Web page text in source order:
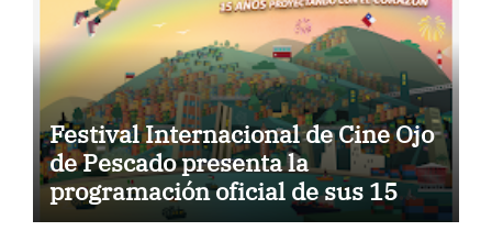
Festival Internacional de Cine Ojo
de Pescado presenta la
programación oficial de sus 15
años